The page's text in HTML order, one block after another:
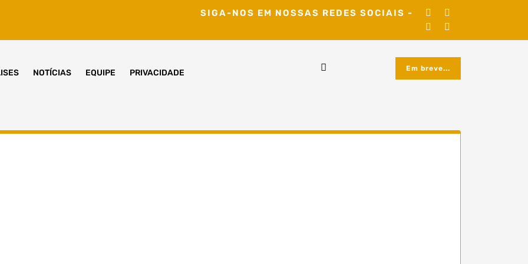
SIGA-NOS EM NOSSAS REDES SOCIAIS -
NOTÍCIAS EQUIPE PRIVACIDADE Em breve...